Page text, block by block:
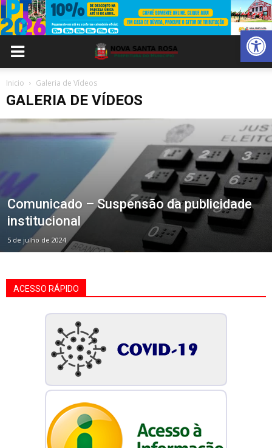
Abrir
Inicio Galeria de Vídeos
GALERIA DE VÍDEOS
Comunicado – Suspensão da publicidade
institucional
5 de julho de 2024
ACESSO RÁPIDO